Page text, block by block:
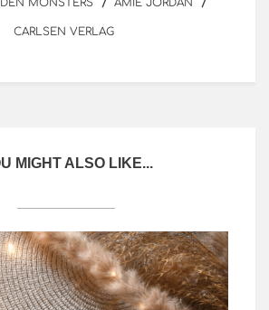
CARLSEN VERLAG
MIGHT ALSO LIKE...